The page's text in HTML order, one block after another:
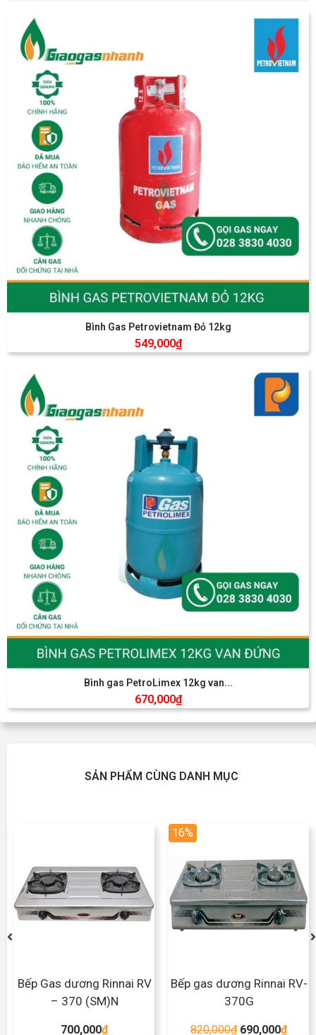
Bình Gas Petrovietnam Đỏ 12kg
549,000₫
Bình gas PetroLimex 12kg van...
670,000₫
SẢN PHẨM CÙNG DANH MỤC
Bếp Gas dương Rinnai RV
– 370 (SM)N
700,000₫
16%
Bếp gas dương Rinnai RV-
370G
820,000₫ 690,000₫